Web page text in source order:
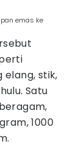
emas ke
stik,
Satu
1000